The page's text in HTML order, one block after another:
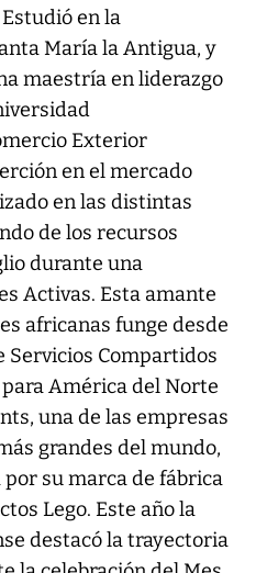
en la
María la Antigua, y
maestría en liderazgo
Exterior
en el mercado
en las distintas
de los recursos
durante una
Activas. Esta amante
africanas funge desde
Servicios Compartidos
América del Norte
una de las empresas
grandes del mundo,
su marca de fábrica
Lego. Este año la
destacó la trayectoria